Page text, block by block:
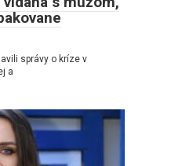
správy o kríze v
a